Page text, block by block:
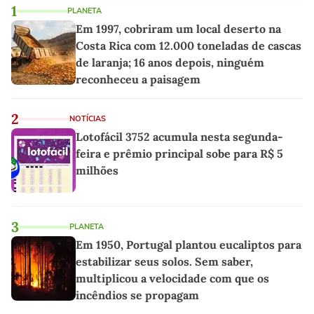
1 PLANETA
Em 1997, cobriram um local deserto na
Costa Rica com 12.000 toneladas de cascas
de laranja; 16 anos depois, ninguém
reconheceu a paisagem
2 NOTÍCIAS
Lotofácil 3752 acumula nesta segunda-
feira e prêmio principal sobe para R$ 5
milhões
3 PLANETA
Em 1950, Portugal plantou eucaliptos para
estabilizar seus solos. Sem saber,
multiplicou a velocidade com que os
incêndios se propagam